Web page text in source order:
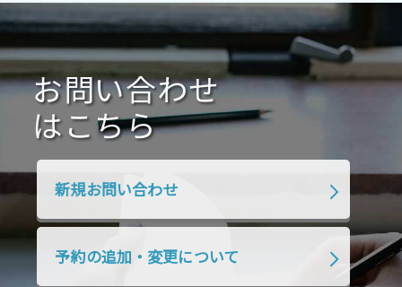
2021年1月 2020年12月 2020年11月
2020年10月 2020年9月 2020年8月
2020年7月 2020年6月 2020年5月
2020年4月 2020年3月 2020年2月
2019年9月
2019年4月
お問い合わせ
はこちら
新規お問い合わせ
予約の追加・変更について